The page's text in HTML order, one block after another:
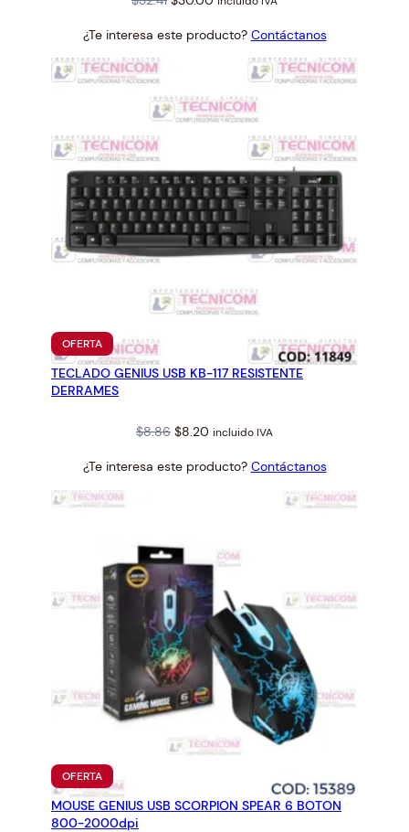
was:
is:
$30.00.
¿Te interesa este producto? Contáctanos
OFERTAPRODUCTO
EN
OFERTA
TECLADO GENIUS USB KB-117 RESISTENTE
DERRAMES
$8.86 Original
was:
$8.20 Current
is:
incluido IVA
¿Te interesa este producto? Contáctanos
OFERTAPRODUCTO
EN
OFERTA
MOUSE GENIUS USB SCORPION SPEAR 6 BOTON
800-2000dpi